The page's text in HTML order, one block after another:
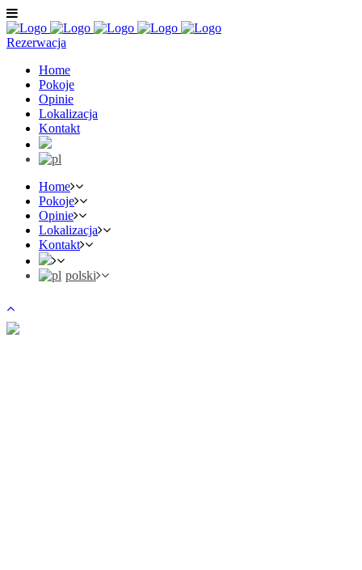
Rezerwacja
Home
Pokoje
Opinie
Lokalizacja
Kontakt
Home
Pokoje
Opinie
Lokalizacja
Kontakt
polski